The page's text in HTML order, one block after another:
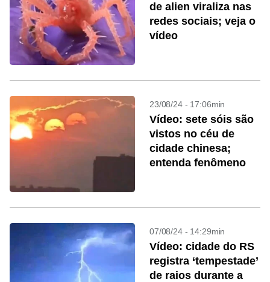
de alien viraliza nas
redes sociais; veja o
vídeo
23/08/24 - 17:06min
Vídeo: sete sóis são
vistos no céu de
cidade chinesa;
entenda fenômeno
07/08/24 - 14:29min
Vídeo: cidade do RS
registra ‘tempestade’
de raios durante a